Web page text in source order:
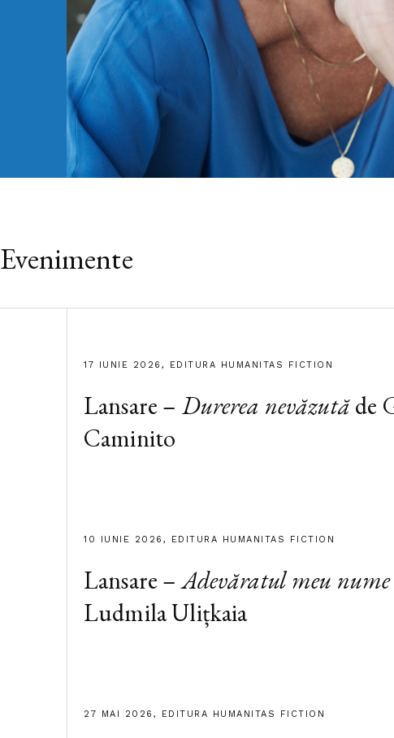
Evenimente
17 IUNIE 2026, EDITURA HUMANITAS FICTION
Lansare – Durerea nevăzutăde
Caminito
10 IUNIE 2026, EDITURA HUMANITAS FICTION
Lansare –Adevăratul meu nume
Ludmila Ulițkaia
27 MAI 2026, EDITURA HUMANITAS FICTION